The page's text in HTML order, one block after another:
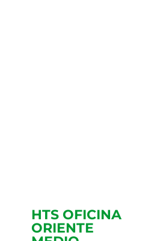
HTS OFICINA
ORIENTE